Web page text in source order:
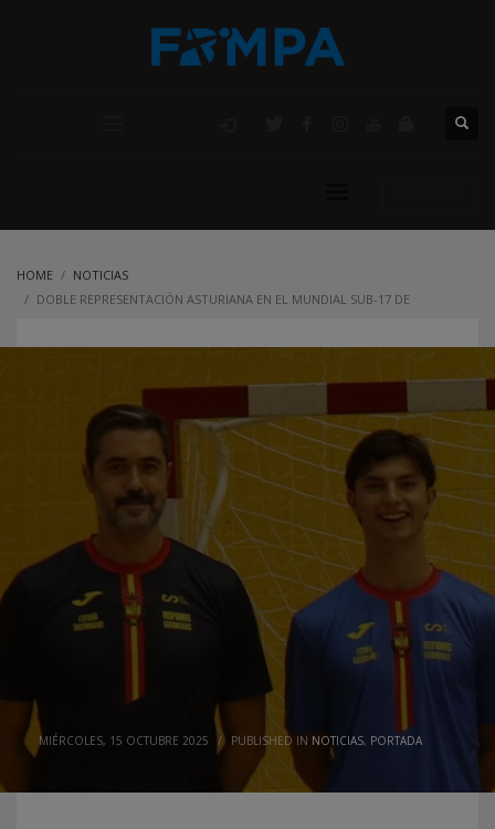
HOME
NOTICIAS
DOBLE REPRESENTACIÓN ASTURIANA EN EL MUNDIAL SUB-17 DE
MIÉRCOLES, 15 OCTUBRE 2025 / PUBLISHED IN NOTICIAS, PORTADA